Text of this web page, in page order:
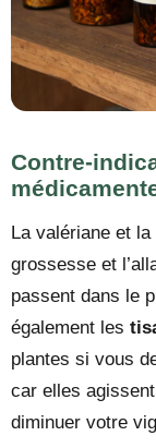
Contre-
La valériane et
grossesse et
passent dans le
également les
plantes si vous
car elles
diminuer votre